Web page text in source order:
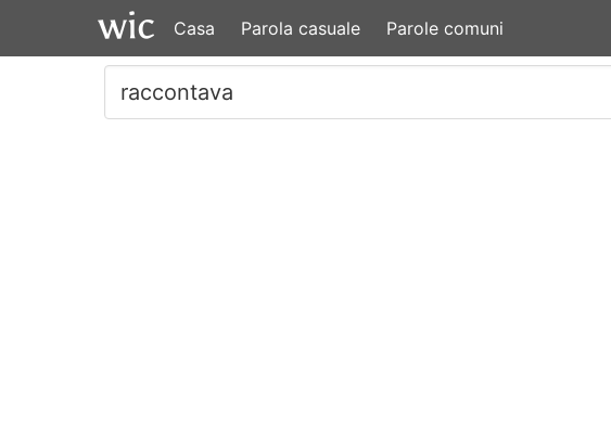
Casa Parola casuale Parole comuni